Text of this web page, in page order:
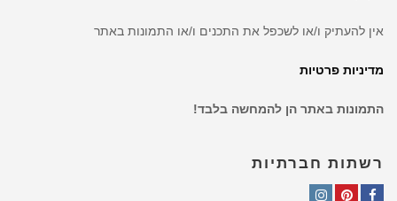
אין להעתיק ו/או לשכפל את התכנים ו/או התמונות באתר
מדיניות פרטיות
התמונות באתר הן להמחשה בלבד!
רשתות חברתיות